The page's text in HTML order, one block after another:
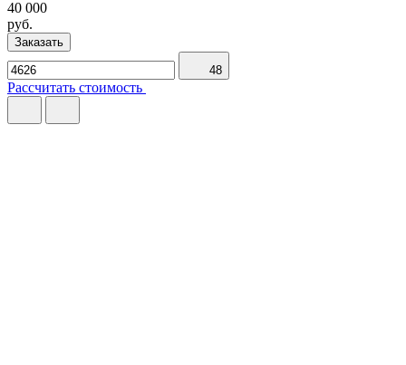
40 000
руб.
Заказать
48
Рассчитать стоимость